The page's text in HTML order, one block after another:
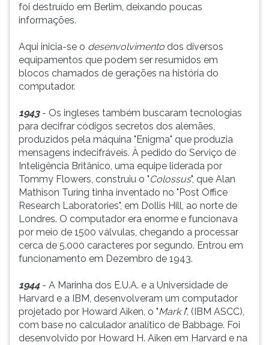
foi destruído em Berlim, deixando poucas
informações.
Aqui inicia-se o desenvolvimento dos diversos
equipamentos que podem ser resumidos em
blocos chamados de gerações na história do
computador.
1943- Os ingleses também buscaram tecnologias
para decifrar códigos secretos dos alemães,
produzidos pela máquina "Enigma" que produzia
mensagens indecifráveis. À pedido do Serviço de
Inteligência Britânico, uma equipe liderada por
Tommy Flowers, construiu o "Colossus", que Alan
Mathison Turing tinha inventado no "Post Office
Research Laboratories", em Dollis Hill, ao norte de
Londres. O computador era enorme e funcionava
por meio de 1500 válvulas, chegando a processar
cerca de 5.000 caracteres por segundo. Entrou em
funcionamento em Dezembro de 1943.
1944- A Marinha dos E.U.A. e a Universidade de
Harvard e a IBM, desenvolveram um computador
projetado por Howard Aiken, o "Mark I", (IBM ASCC),
com base no calculador analítico de Babbage. Foi
desenvolvido por Howard H. Aiken em Harvard e na